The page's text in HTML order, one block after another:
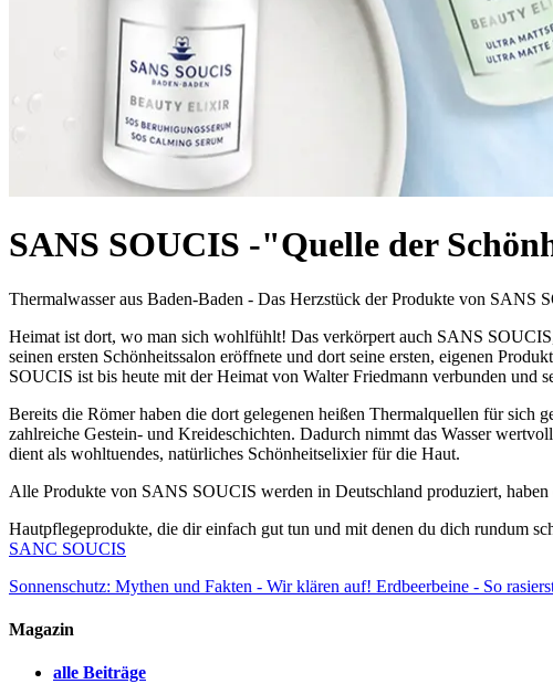
SANS SOUCIS -"Quelle der
Thermalwasser aus Baden-Baden - Das Herzstück der Produkte von SANS
Heimat ist dort, wo man sich wohlfühlt! Das verkörpert auch SANS
seinen ersten Schönheitssalon eröffnete und dort seine ersten, eigenen
SOUCIS ist bis heute mit der Heimat von Walter Friedmann verbunden und
Bereits die Römer haben die dort gelegenen heißen Thermalquellen für sich
zahlreiche Gestein- und Kreideschichten. Dadurch nimmt das Wasser
dient als wohltuendes, natürliches Schönheitselixier für die Haut.
Alle Produkte von SANS SOUCIS werden in Deutschland produziert,
Hautpflegeprodukte, die dir einfach gut tun und mit denen du dich rundum
SANC SOUCIS
Sonnenschutz: Mythen und Fakten - Wir klären auf! Erdbeerbeine - So
Magazin
alle Beiträge